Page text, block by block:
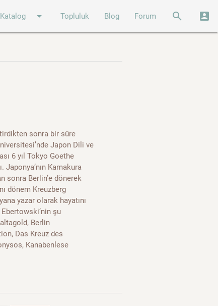
Katalog arrow_drop_down Topluluk Blog Forum search account_box
sonra bir süre
Japon Dili ve
6 yıl Tokyo Goethe
Japonya’nın Kamakura
sonra Berlin’e dönerek
dönem Kreuzberg
yazar olarak hayatını
şu
Berlin
Das Kreuz des
Kanabenlese